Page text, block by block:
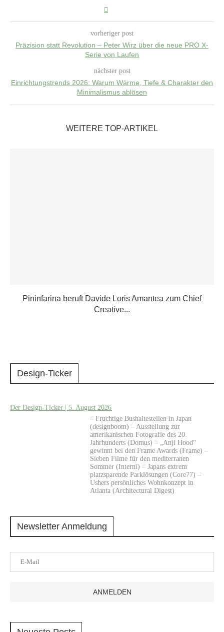
vorheriger post
Präzision statt Revolution – Peter Wirz über die neue PRO X-
Serie von Laufen
nächster post
Einrichtungstrends 2026: Warum Wärme, Tiefe & Charakter den
Minimalismus ablösen
WEITERE TOP-ARTIKEL
Pininfarina beruft Davide Loris Amantea zum Chief
Creative...
Design-Ticker
Der Design-Ticker | 5. August 2026
– Fruchtige Bushaltestellen in Japan
(designboom) – Ausstellung zur
amerikanischen Fotografie des 20.
Jahrhunderts (Domus) – „Anji Hood“
gewinnt bei den Frame Awards (Frame) –
Sieben Filme für den mediterranen
Sommer (Interni) – Japans extrem
platzsparende Parklösungen (Core77) –
Ushers persönliches Wohnkonzept in
Atlanta (Architectural Digest)
Newsletter Anmeldung